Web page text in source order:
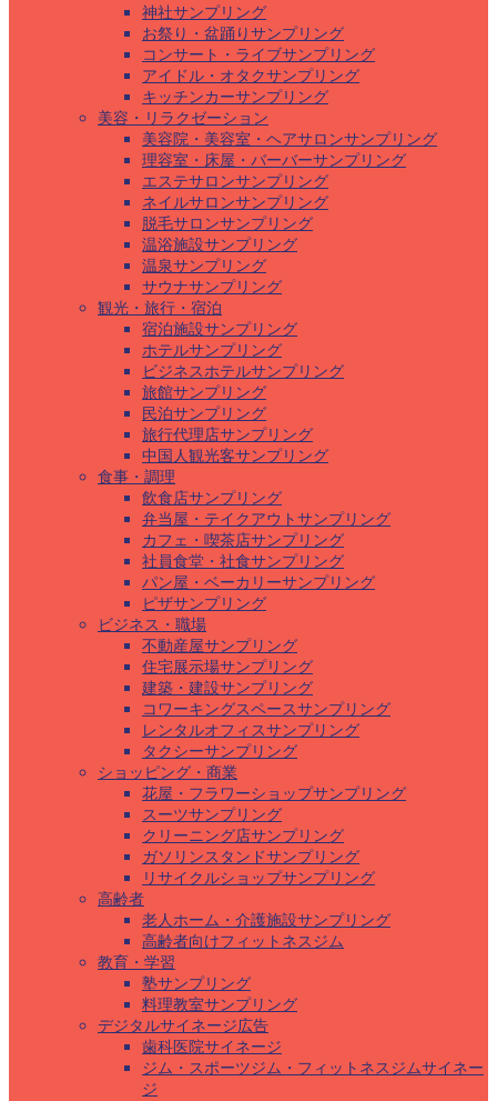
神社サンプリング
お祭り・盆踊りサンプリング
コンサート・ライブサンプリング
アイドル・オタクサンプリング
キッチンカーサンプリング
美容・リラクゼーション
美容院・美容室・ヘアサロンサンプリング
理容室・床屋・バーバーサンプリング
エステサロンサンプリング
ネイルサロンサンプリング
脱毛サロンサンプリング
温浴施設サンプリング
温泉サンプリング
サウナサンプリング
観光・旅行・宿泊
宿泊施設サンプリング
ホテルサンプリング
ビジネスホテルサンプリング
旅館サンプリング
民泊サンプリング
旅行代理店サンプリング
中国人観光客サンプリング
食事・調理
飲食店サンプリング
弁当屋・テイクアウトサンプリング
カフェ・喫茶店サンプリング
社員食堂・社食サンプリング
パン屋・ベーカリーサンプリング
ピザサンプリング
ビジネス・職場
不動産屋サンプリング
住宅展示場サンプリング
建築・建設サンプリング
コワーキングスペースサンプリング
レンタルオフィスサンプリング
タクシーサンプリング
ショッピング・商業
花屋・フラワーショップサンプリング
スーツサンプリング
クリーニング店サンプリング
ガソリンスタンドサンプリング
リサイクルショップサンプリング
高齢者
老人ホーム・介護施設サンプリング
高齢者向けフィットネスジム
教育・学習
塾サンプリング
料理教室サンプリング
デジタルサイネージ広告
歯科医院サイネージ
ジム・スポーツジム・フィットネスジムサイネー
ジ